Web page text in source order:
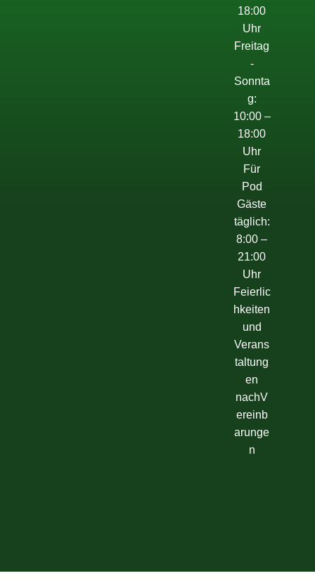
18:00
Uhr
Freitag
-
Sonnta
g:
10:00 –
18:00
Uhr
Für
Pod
Gäste
täglich:
8:00 –
21:00
Uhr
Feierlic
hkeiten
und
Verans
taltung
en
nachV
ereinb
arunge
n